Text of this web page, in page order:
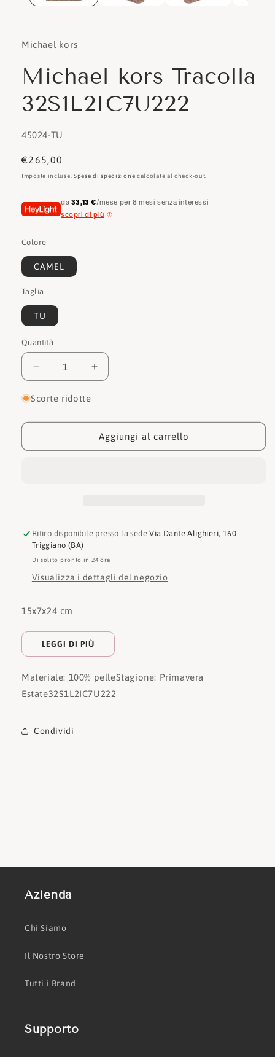
Michael kors
Michael kors Tracolla
32S1L2IC7U222
SKU:
45024-TU
Prezzo
di
€265,00
Imposte incluse. Spese di spedizione calcolate al check-out.
da 33,13 €/mese per 8 mesi senza interessi
scopri di più
Colore
CAMEL
Taglia
TU
Quantità
Quantità
Diminuisci
quantità
per
kors
32S1L2IC7U222
Aumenta
quantità
kors
Tracolla
32S1L2IC7U222
Scorte ridotte
Aggiungi al carrello
Ritiro disponibile presso la sedeVia Dante Alighieri, 160 -
Triggiano (BA)
Di solito pronto in 24 ore
Visualizza i dettagli del negozio
15x7x24 cm
LEGGI DI PIÙ
Materiale: 100% pelleStagione: Primavera
Estate32S1L2IC7U222
Condividi
Azienda
Chi Siamo
Il Nostro Store
Tutti i Brand
Supporto